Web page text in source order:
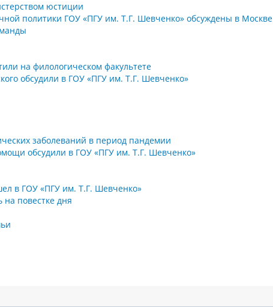
юстиции
политики ГОУ «ПГУ им. Т.Г. Шевченко» обсуждены в Москве
на филологическом факультете
обсудили в ГОУ «ПГУ им. Т.Г. Шевченко»
заболеваний в период пандемии
обсудили в ГОУ «ПГУ им. Т.Г. Шевченко»
в ГОУ «ПГУ им. Т.Г. Шевченко»
повестке дня